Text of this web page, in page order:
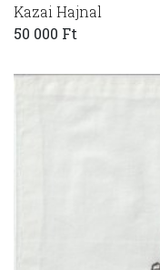
Kazai Hajnal
50 000 Ft